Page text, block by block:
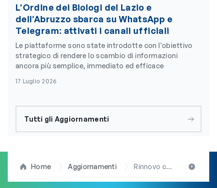
L’Ordine dei Biologi del Lazio e
dell’Abruzzo sbarca su WhatsApp e
Telegram: attivati i canali ufficiali
Le piattaforme sono state introdotte con l'obiettivo
strategico di rendere lo scambio di informazioni
ancora più semplice, immediato ed efficace
17 Luglio 2026
Tutti gli Aggiornamenti
Home Aggiornamenti Rinnovo consiglio Camera Commercio Roma: designato il rappresentante delle “professioni”. Gli auguri di “buon lavoro” della presidente Arduini (OBLA)